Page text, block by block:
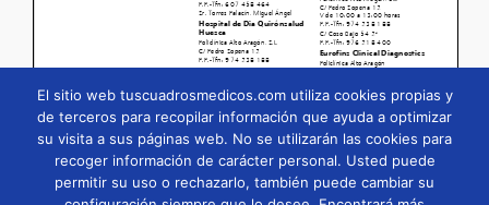
Página1/82 Zoom100%
El sitio web tuscuadrosmedicos.com utiliza cookies propias y
de terceros para recopilar información que ayuda a optimizar
su visita a sus páginas web. No se utilizarán las cookies para
recoger información de carácter personal. Usted puede
permitir su uso o rechazarlo, también puede cambiar su